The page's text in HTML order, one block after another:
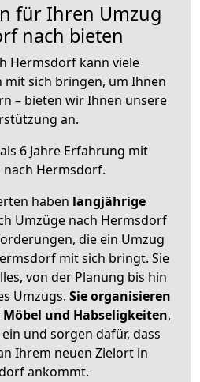
für Ihren Umzug
nach bieten
Hermsdorf kann viele
sich bringen, um Ihnen
– bieten wir Ihnen unsere
an.
6 Jahre Erfahrung mit
nach Hermsdorf.
haben langjährige
Umzüge nach Hermsdorf
die ein Umzug
mit sich bringt. Sie
von der Planung bis hin
Umzugs. Sie organisieren
und Habseligkeiten,
und sorgen dafür, dass
Ihrem neuen Zielort in
ankommt.